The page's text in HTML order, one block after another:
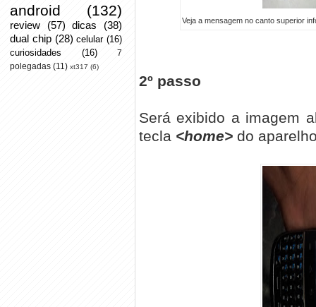
Veja a mensagem no canto superior
2º passo
Será exibido a imagem
tecla <home> do
android (132)
review (57) dicas
(38)
dual chip (28) celular (16)
curiosidades
(16)
7
polegadas (11) xt317 (6)